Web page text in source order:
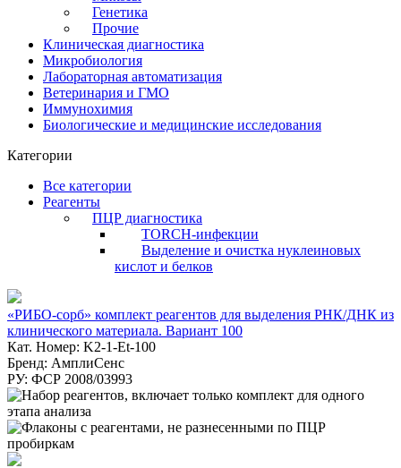
Генетика
Прочие
Клиническая диагностика
Микробиология
Лабораторная автоматизация
Ветеринария и ГМО
Иммунохимия
Биологические и медицинские исследования
Категории
Все категории
Реагенты
ПЦР диагностика
TORCH-инфекции
Выделение и очистка нуклеиновых
кислот и белков
«РИБО-сорб» комплект реагентов для выделения РНК/ДНК из
клинического материала. Вариант 100
Кат. Номер: K2-1-Et-100
Бренд: АмплиСенс
РУ: ФСР 2008/03993